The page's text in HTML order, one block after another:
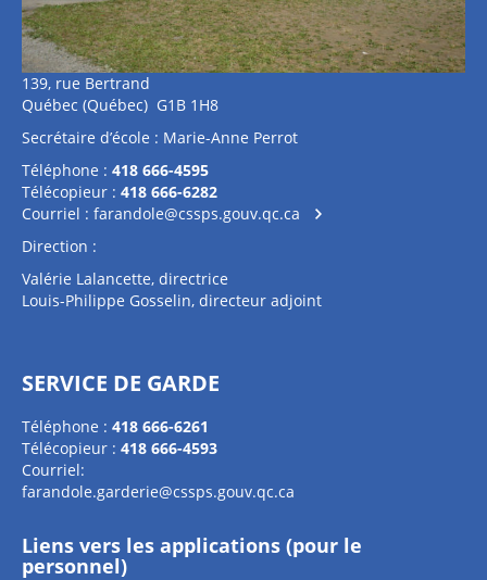
139, rue Bertrand
Québec (Québec) G1B 1H8
Secrétaire d’école : Marie-Anne Perrot
Téléphone : 418 666-4595
Télécopieur : 418 666-6282
Courriel : farandole@cssps.gouv.qc.ca
Direction :
Valérie Lalancette, directrice
Louis-Philippe Gosselin, directeur adjoint
SERVICE DE GARDE
Téléphone : 418 666-6261
Télécopieur : 418 666-4593
Courriel:
farandole.garderie@cssps.gouv.qc.ca
Liens vers les applications (pour le
personnel)